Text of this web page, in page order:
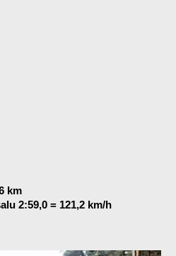
km
2:59,0 = 121,2 km/h